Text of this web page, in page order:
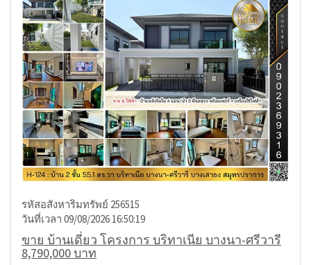
รหัสอสังหาริมทรัพย์ 256515
วันที่เวลา 09/08/2026 16:50:19
ขาย บ้านเดี่ยว โครงการ บริทาเนีย บางนา-ศรีวารี
8,790,000 บาท